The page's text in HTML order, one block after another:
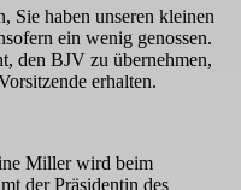
Sie haben unseren kleinen
ein wenig genossen.
den BJV zu übernehmen,
erhalten.
Miller wird beim
der Präsidentin des